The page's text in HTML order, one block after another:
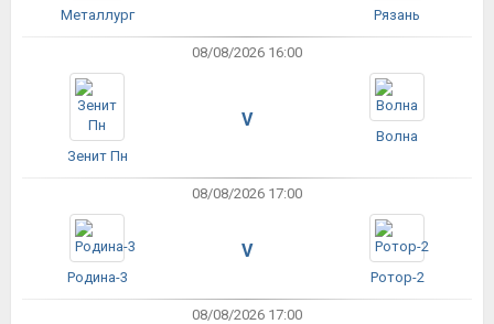
Металлург Рязань
08/08/2026 16:00
Зенит Пн
V
Волна
08/08/2026 17:00
Родина-3
V
Ротор-2
08/08/2026 17:00